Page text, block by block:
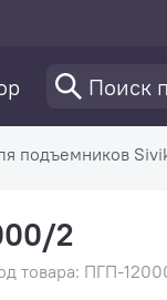
подъемников
2
товара: ПГП-